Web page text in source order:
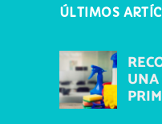
ÚLTIMOS